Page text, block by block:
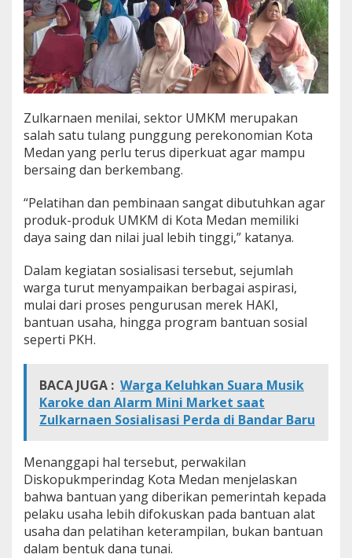
Zulkarnaen menilai, sektor UMKM merupakan
salah satu tulang punggung perekonomian Kota
Medan yang perlu terus diperkuat agar mampu
bersaing dan berkembang.
“Pelatihan dan pembinaan sangat dibutuhkan agar
produk-produk UMKM di Kota Medan memiliki
daya saing dan nilai jual lebih tinggi,” katanya.
Dalam kegiatan sosialisasi tersebut, sejumlah
warga turut menyampaikan berbagai aspirasi,
mulai dari proses pengurusan merek HAKI,
bantuan usaha, hingga program bantuan sosial
seperti PKH.
BACA JUGA : Warga Keluhkan Suara Musik
Karoke dan Alarm Mini Market saat
Zulkarnaen Sosialisasi Perda di Bandar Baru
Menanggapi hal tersebut, perwakilan
Diskopukmperindag Kota Medan menjelaskan
bahwa bantuan yang diberikan pemerintah kepada
pelaku usaha lebih difokuskan pada bantuan alat
usaha dan pelatihan keterampilan, bukan bantuan
dalam bentuk dana tunai.